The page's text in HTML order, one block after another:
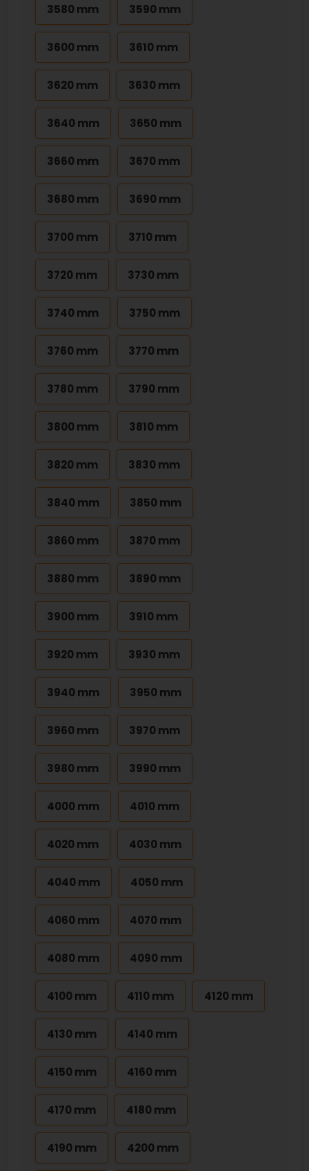
3580 mm 3590 mm
3600 mm 3610 mm
3620 mm 3630 mm
3640 mm 3650 mm
3660 mm 3670 mm
3680 mm 3690 mm
3700 mm 3710 mm
3720 mm 3730 mm
3740 mm 3750 mm
3760 mm 3770 mm
3780 mm 3790 mm
3800 mm 3810 mm
3820 mm 3830 mm
3840 mm 3850 mm
3860 mm 3870 mm
3880 mm 3890 mm
3900 mm 3910 mm
3920 mm 3930 mm
3940 mm 3950 mm
3960 mm 3970 mm
3980 mm 3990 mm
4000 mm 4010 mm
4020 mm 4030 mm
4040 mm 4050 mm
4060 mm 4070 mm
4080 mm 4090 mm
4100 mm 4110 mm 4120 mm
4130 mm 4140 mm
4150 mm 4160 mm
4170 mm 4180 mm
4190 mm 4200 mm